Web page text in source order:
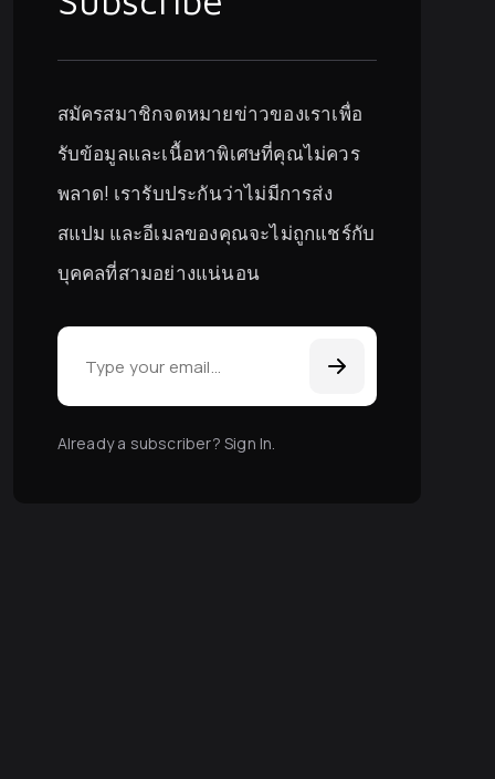
สมัครสมาชิกจดหมายข่าวของเราเพื่อ
รับข้อมูลและเนื้อหาพิเศษที่คุณไม่ควร
พลาด! เรารับประกันว่าไม่มีการส่ง
สแปม และอีเมลของคุณจะไม่ถูกแชร์กับ
บุคคลที่สามอย่างแน่นอน
Already a subscriber? Sign In.